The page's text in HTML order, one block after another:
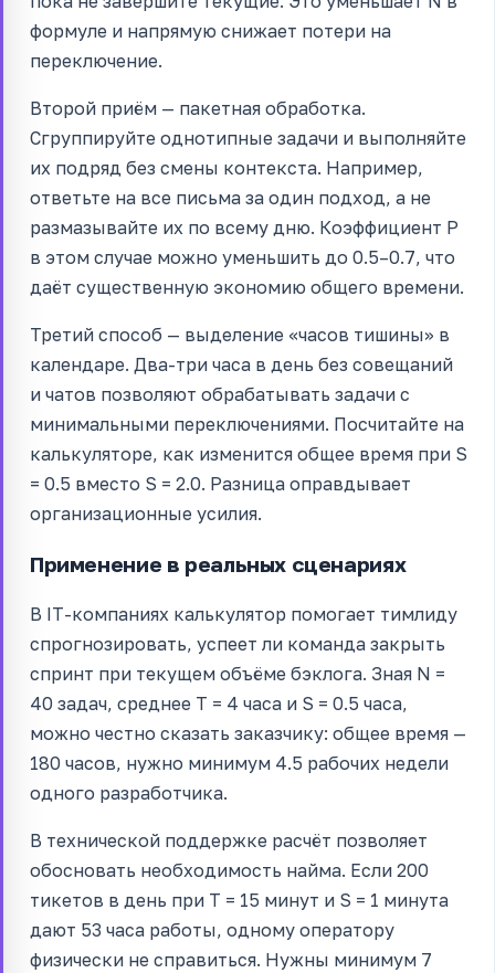
формуле и напрямую снижает потери на
переключение.
Второй приём — пакетная обработка.
Сгруппируйте однотипные задачи и выполняйте
их подряд без смены контекста. Например,
ответьте на все письма за один подход, а не
размазывайте их по всему дню. Коэффициент P
в этом случае можно уменьшить до 0.5–0.7, что
даёт существенную экономию общего времени.
Третий способ — выделение «часов тишины» в
календаре. Два-три часа в день без совещаний
и чатов позволяют обрабатывать задачи с
минимальными переключениями. Посчитайте на
калькуляторе, как изменится общее время при S
= 0.5 вместо S = 2.0. Разница оправдывает
организационные усилия.
Применение в реальных сценариях
В IT-компаниях калькулятор помогает тимлиду
спрогнозировать, успеет ли команда закрыть
спринт при текущем объёме бэклога. Зная N =
40 задач, среднее T = 4 часа и S = 0.5 часа,
можно честно сказать заказчику: общее время —
180 часов, нужно минимум 4.5 рабочих недели
одного разработчика.
В технической поддержке расчёт позволяет
обосновать необходимость найма. Если 200
тикетов в день при T = 15 минут и S = 1 минута
дают 53 часа работы, одному оператору
физически не справиться. Нужны минимум 7